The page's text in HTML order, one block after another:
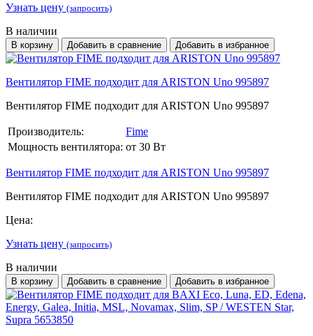
Узнать цену (запросить)
В наличии
В корзину Добавить в сравнение Добавить в избранное
Вентилятор FIME подходит для ARISTON Uno 995897
Вентилятор FIME подходит для ARISTON Uno 995897
Производитель:
Fime
Мощность вентилятора: от 30 Вт
Вентилятор FIME подходит для ARISTON Uno 995897
Вентилятор FIME подходит для ARISTON Uno 995897
Цена:
Узнать цену (запросить)
В наличии
В корзину Добавить в сравнение Добавить в избранное